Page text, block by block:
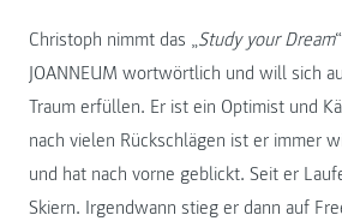
Christoph nimmt das „Study your Dream
JOANNEUM wortwörtlich und will sich
Traum erfüllen. Er ist ein Optimist und
nach vielen Rückschlägen ist er immer
und hat nach vorne geblickt. Seit er
Skiern. Irgendwann stieg er dann auf